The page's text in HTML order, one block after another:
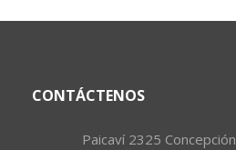
CONTÁCTENOS
Paicaví 2325 Concepción